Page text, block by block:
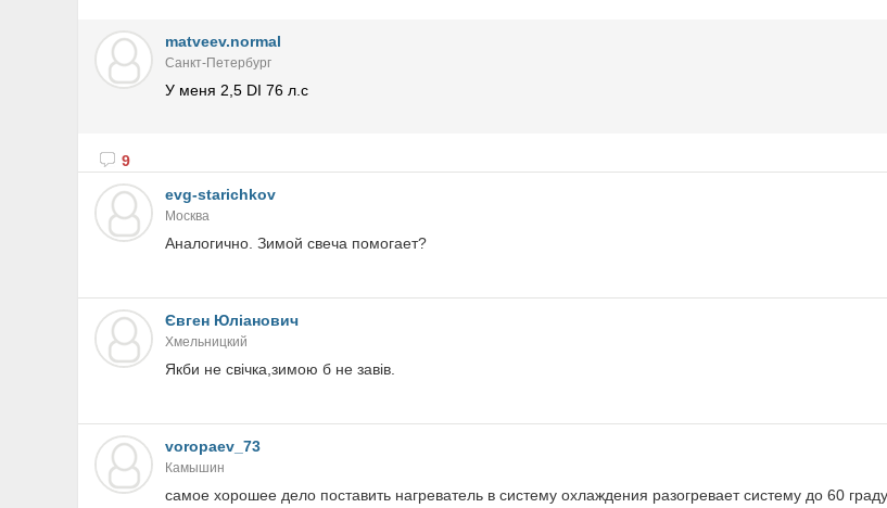
matveev.normal
Санкт-Петербург
У меня 2,5 DI 76 л.с
9
evg-starichkov
Москва
Аналогично. Зимой свеча помогает?
Євген Юліанович
Хмельницкий
Якби не свічка,зимою б не завів.
voropaev_73
Камышин
самое хорошее дело поставить нагреватель в систему охлаждения разогревает систему до 60